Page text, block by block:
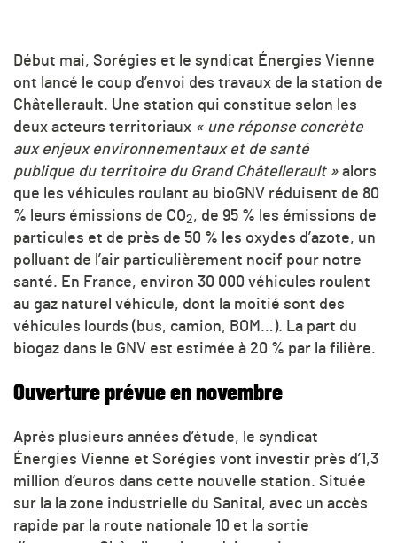
Début mai, Sorégies et le syndicat Énergies Vienne
ont lancé le coup d’envoi des travaux de la station de
Châtellerault. Une station qui constitue selon les
deux acteurs territoriaux « une réponse concrète
aux enjeux environnementaux et de santé
publique du territoire du Grand Châtellerault » alors
que les véhicules roulant au bioGNV réduisent de 80
% leurs émissions de CO2, de 95 % les émissions de
particules et de près de 50 % les oxydes d’azote, un
polluant de l’air particulièrement nocif pour notre
santé. En France, environ 30 000 véhicules roulent
au gaz naturel véhicule, dont la moitié sont des
véhicules lourds (bus, camion, BOM…). La part du
biogaz dans le GNV est estimée à 20 % par la filière.
Ouverture prévue en novembre
Après plusieurs années d’étude, le syndicat
Énergies Vienne et Sorégies vont investir près d’1,3
million d’euros dans cette nouvelle station. Située
sur la la zone industrielle du Sanital, avec un accès
rapide par la route nationale 10 et la sortie